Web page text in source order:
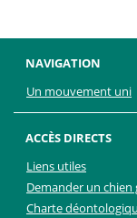
NAVIGATION
Un mouvement uni
ACCÈS DIRECTS
Liens utiles
Demander un chien
Charte